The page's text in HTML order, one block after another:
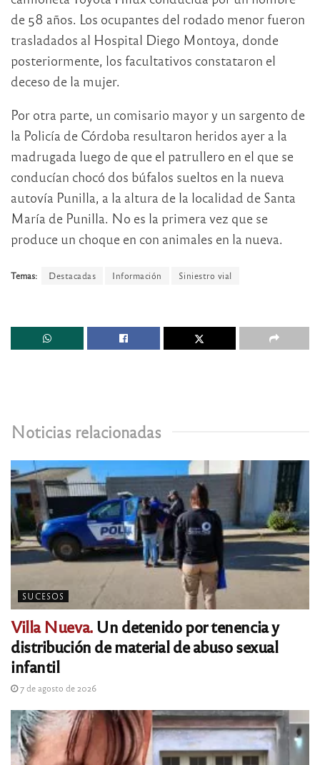
de 58 años. Los ocupantes del rodado menor fueron
trasladados al Hospital Diego Montoya, donde
posteriormente, los facultativos constataron el
deceso de la mujer.
Por otra parte, un comisario mayor y un sargento de
la Policía de Córdoba resultaron heridos ayer a la
madrugada luego de que el patrullero en el que se
conducían chocó dos búfalos sueltos en la nueva
autovía Punilla, a la altura de la localidad de Santa
María de Punilla. No es la primera vez que se
produce un choque en con animales en la nueva.
Temas: Destacadas Información Siniestro vial
Noticias relacionadas
SUCESOS
Villa Nueva.Un detenido por tenencia y
distribución de material de abuso sexual
infantil
7 de agosto de 2026